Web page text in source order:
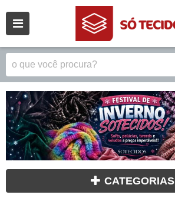
CATEGORIAS